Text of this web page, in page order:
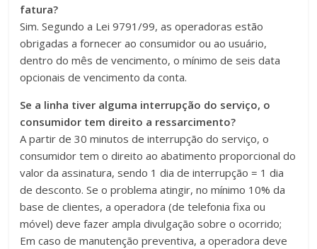
fatura?
Sim. Segundo a Lei 9791/99, as operadoras estão
obrigadas a fornecer ao consumidor ou ao usuário,
dentro do mês de vencimento, o mínimo de seis data
opcionais de vencimento da conta.
Se a linha tiver alguma interrupção do serviço, o
consumidor tem direito a ressarcimento?
A partir de 30 minutos de interrupção do serviço, o
consumidor tem o direito ao abatimento proporcional do
valor da assinatura, sendo 1 dia de interrupção = 1 dia
de desconto. Se o problema atingir, no mínimo 10% da
base de clientes, a operadora (de telefonia fixa ou
móvel) deve fazer ampla divulgação sobre o ocorrido;
Em caso de manutenção preventiva, a operadora deve